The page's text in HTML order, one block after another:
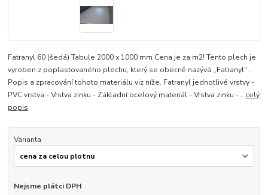
Fatranyl 60 (šedá) Tabule 2000 x 1000 mm Cena je za m2! Tento plech je
vyroben z poplastovaného plechu, který se obecně nazývá ,,Fatranyl" .
Popis a zpracování tohoto materiálu viz níže. Fatranyl jednotlivé vrstvy -
PVC vrstva - Vrstva zinku - Základní ocelový materiál - Vrstva zinku -... celý
popis
Varianta
Nejsme plátci DPH